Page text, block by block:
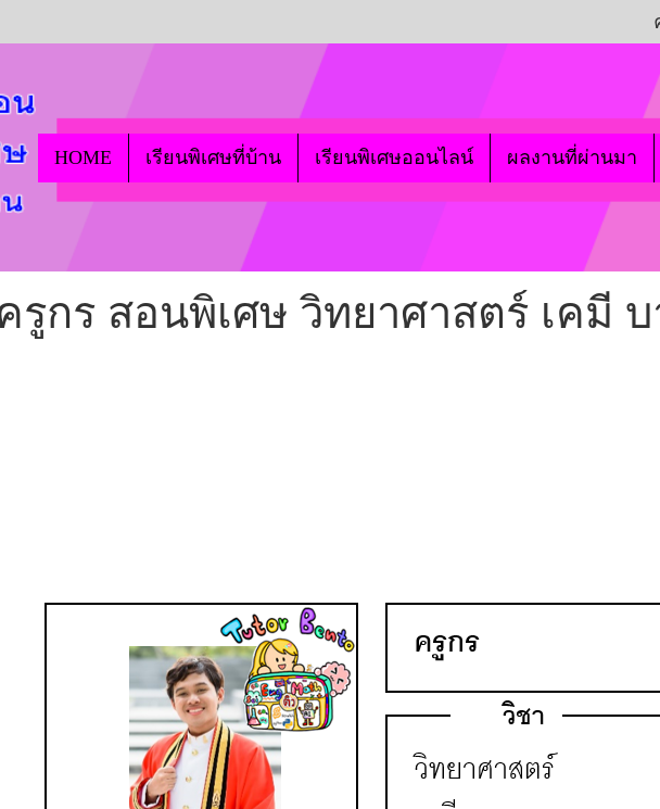
HOME เรียนพิเศษที่บ้าน เรียนพิเศษออนไลน์ ผลงานที่ผ่านมา
รูกร สอนพิเศษ วิทยาศาสตร์ เคมี